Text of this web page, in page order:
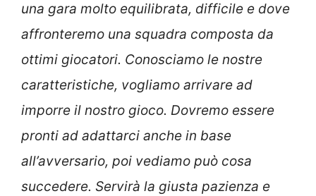
una gara molto equilibrata, difficile e dove
affronteremo una squadra composta da
ottimi giocatori. Conosciamo le nostre
caratteristiche, vogliamo arrivare ad
imporre il nostro gioco. Dovremo essere
pronti ad adattarci anche in base
all’avversario, poi vediamo può cosa
succedere. Servirà la giusta pazienza e